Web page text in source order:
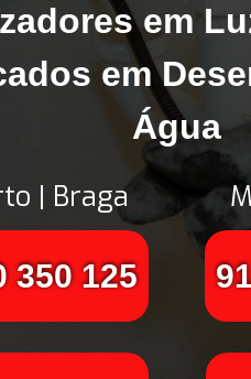
em
em
Água
| Braga
350 125